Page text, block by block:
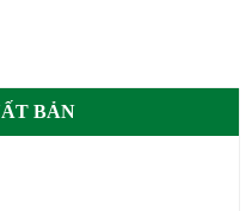
BẢN